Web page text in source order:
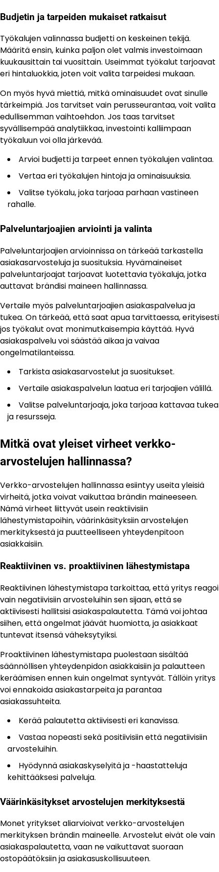
Budjetin ja tarpeiden mukaiset ratkaisut
Työkalujen valinnassa budjetti on keskeinen tekijä.
Määritä ensin, kuinka paljon olet valmis investoimaan
kuukausittain tai vuosittain. Useimmat työkalut tarjoavat
eri hintaluokkia, joten voit valita tarpeidesi mukaan.
On myös hyvä miettiä, mitkä ominaisuudet ovat sinulle
tärkeimpiä. Jos tarvitset vain perusseurantaa, voit valita
edullisemman vaihtoehdon. Jos taas tarvitset
syvällisempää analytiikkaa, investointi kalliimpaan
työkaluun voi olla järkevää.
Arvioi budjetti ja tarpeet ennen työkalujen valintaa.
Vertaa eri työkalujen hintoja ja ominaisuuksia.
Valitse työkalu, joka tarjoaa parhaan vastineen
rahalle.
Palveluntarjoajien arviointi ja valinta
Palveluntarjoajien arvioinnissa on tärkeää tarkastella
asiakasarvosteluja ja suosituksia. Hyvämaineiset
palveluntarjoajat tarjoavat luotettavia työkaluja, jotka
auttavat brändisi maineen hallinnassa.
Vertaile myös palveluntarjoajien asiakaspalvelua ja
tukea. On tärkeää, että saat apua tarvittaessa, erityisesti
jos työkalut ovat monimutkaisempia käyttää. Hyvä
asiakaspalvelu voi säästää aikaa ja vaivaa
ongelmatilanteissa.
Tarkista asiakasarvostelut ja suositukset.
Vertaile asiakaspalvelun laatua eri tarjoajien välillä.
Valitse palveluntarjoaja, joka tarjoaa kattavaa tukea
ja resursseja.
Mitkä ovat yleiset virheet verkko-
arvostelujen hallinnassa?
Verkko-arvostelujen hallinnassa esiintyy useita yleisiä
virheitä, jotka voivat vaikuttaa brändin maineeseen.
Nämä virheet liittyvät usein reaktiivisiin
lähestymistapoihin, väärinkäsityksiin arvostelujen
merkityksestä ja puutteelliseen yhteydenpitoon
asiakkaisiin.
Reaktiivinen vs. proaktiivinen lähestymistapa
Reaktiivinen lähestymistapa tarkoittaa, että yritys reagoi
vain negatiivisiin arvosteluihin sen sijaan, että se
aktiivisesti hallitsisi asiakaspalautetta. Tämä voi johtaa
siihen, että ongelmat jäävät huomiotta, ja asiakkaat
tuntevat itsensä väheksytyiksi.
Proaktiivinen lähestymistapa puolestaan sisältää
säännöllisen yhteydenpidon asiakkaisiin ja palautteen
keräämisen ennen kuin ongelmat syntyvät. Tällöin yritys
voi ennakoida asiakastarpeita ja parantaa
asiakassuhteita.
Kerää palautetta aktiivisesti eri kanavissa.
Vastaa nopeasti sekä positiivisiin että negatiivisiin
arvosteluihin.
Hyödynnä asiakaskyselyitä ja -haastatteluja
kehittääksesi palveluja.
Väärinkäsitykset arvostelujen merkityksestä
Monet yritykset aliarvioivat verkko-arvostelujen
merkityksen brändin maineelle. Arvostelut eivät ole vain
asiakaspalautetta, vaan ne vaikuttavat suoraan
ostopäätöksiin ja asiakasuskollisuuteen.